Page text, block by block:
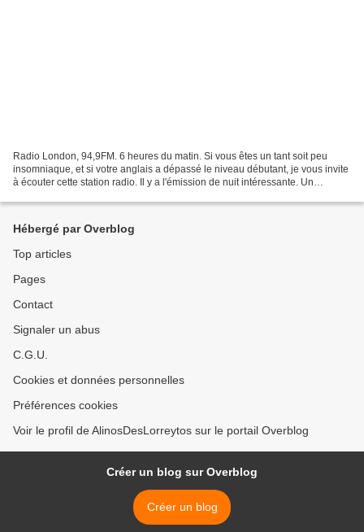
Radio London, 94,9FM. 6 heures du matin. Si vous êtes un tant soit peu
insomniaque, et si votre anglais a dépassé le niveau débutant, je vous invite
à écouter cette station radio. Il y a l'émission de nuit intéressante. Un
Hébergé par Overblog
Top articles
Pages
Contact
Signaler un abus
C.G.U.
Cookies et données personnelles
Préférences cookies
Voir le profil de AlinosDesLorreytos sur le portail Overblog
Créer un blog sur Overblog
Créer un blog